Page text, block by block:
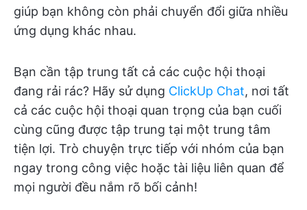
giúp bạn không còn phải chuyển đổi giữa nhiều
ứng dụng khác nhau.
Bạn cần tập trung tất cả các cuộc hội thoại
đang rải rác? Hãy sử dụng ClickUp Chat, nơi tất
cả các cuộc hội thoại quan trọng của bạn cuối
cùng cũng được tập trung tại một trung tâm
tiện lợi. Trò chuyện trực tiếp với nhóm của bạn
ngay trong công việc hoặc tài liệu liên quan để
mọi người đều nắm rõ bối cảnh!